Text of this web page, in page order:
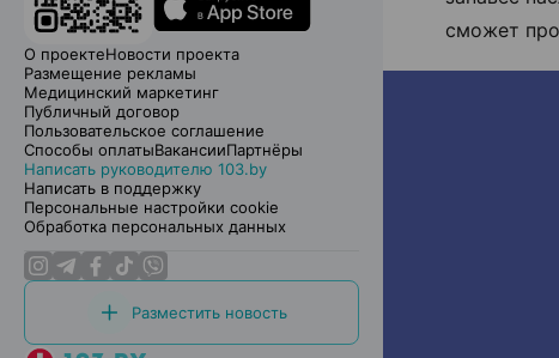
О проектеНовости проекта
Размещение рекламы
Медицинский маркетинг
Публичный договор
Пользовательское соглашение
Способы оплатыВакансииПартнёры
Написать руководителю 103.by
Написать в поддержку
Персональные настройки cookie
Обработка персональных данных
Разместить новость
сможет